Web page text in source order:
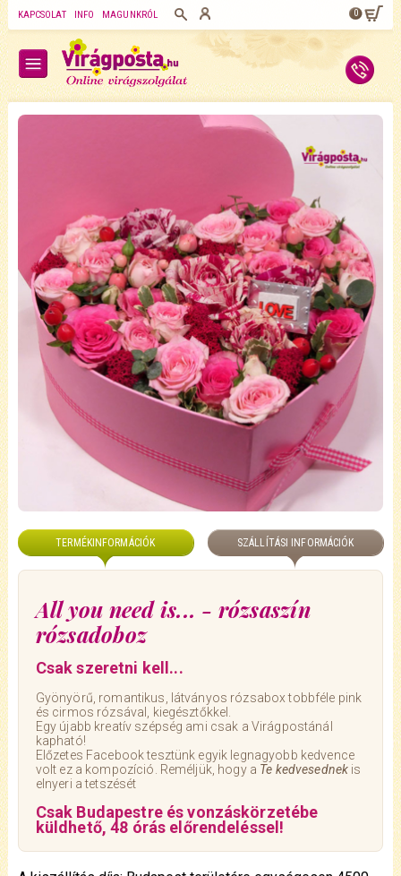
KAPCSOLAT INFO MAGUNKRÓL 0
TERMÉKINFORMÁCIÓK SZÁLLÍTÁSI INFORMÁCIÓK
All you need is... - rózsaszín
rózsadoboz
Csak szeretni kell...
Gyönyörű, romantikus, látványos rózsabox tobbféle pink
és cirmos rózsával, kiegésztőkkel.
Egy újabb kreatív szépség ami csak a Virágpostánál
kapható!
Előzetes Facebook tesztünk egyik legnagyobb kedvence
volt ez a kompozíció. Reméljük, hogy a Te kedvesednek is
elnyeri a tetszését
Csak Budapestre és vonzáskörzetébe
küldhető, 48 órás előrendeléssel!